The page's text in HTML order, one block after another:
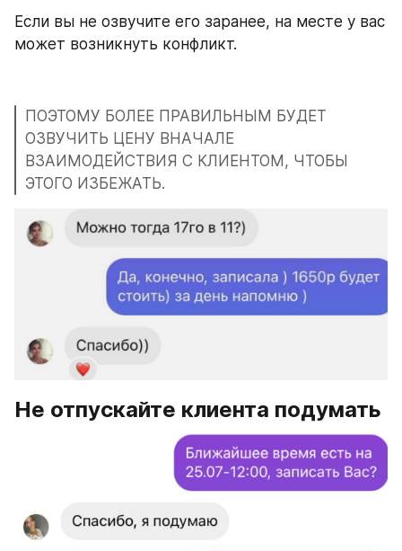
Если вы не озвучите его заранее, на месте у вас
может возникнуть конфликт.
ПОЭТОМУ БОЛЕЕ ПРАВИЛЬНЫМ БУДЕТ
ОЗВУЧИТЬ ЦЕНУ ВНАЧАЛЕ
ВЗАИМОДЕЙСТВИЯ С КЛИЕНТОМ, ЧТОБЫ
ЭТОГО ИЗБЕЖАТЬ.
Не отпускайте клиента подумать